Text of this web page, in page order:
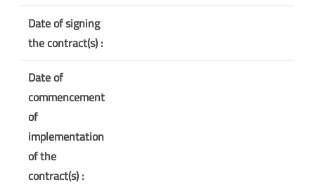
Date of signing
the contract(s) :
Date of
commencement
of
implementation
of the
contract(s) :